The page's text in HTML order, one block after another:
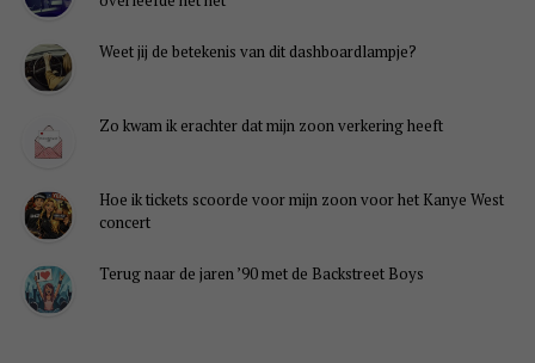
Weet jij de betekenis van dit dashboardlampje?
Zo kwam ik erachter dat mijn zoon verkering heeft
Hoe ik tickets scoorde voor mijn zoon voor het Kanye West
concert
Terug naar de jaren ’90 met de Backstreet Boys